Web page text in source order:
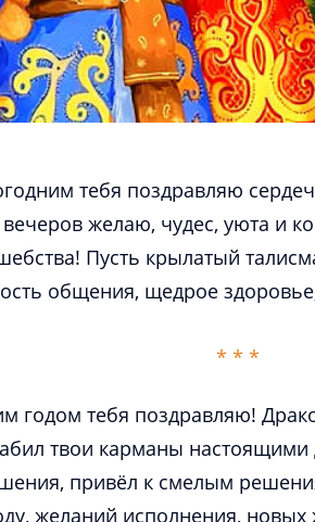
тебя поздравляю
желаю, чудес, уюта и
Пусть крылатый
общения, щедрое
годом тебя поздравляю!
твои карманы
привёл к смелым